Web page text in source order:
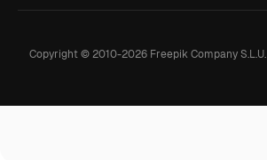
Copyright © 2010-2026Freepik Company S.L.U.